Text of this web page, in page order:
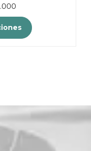
Rango
de
precios:
desde